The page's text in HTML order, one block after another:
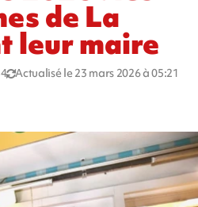
de La
leur maire
Actualisé le 23 mars 2026 à 05:21